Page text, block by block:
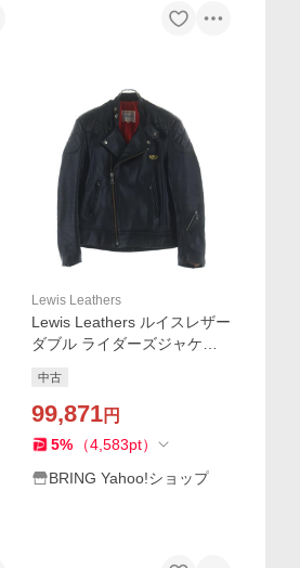
Lewis Leathers
Lewis Leathers ルイスレザー
ダブル ライダーズジャケッ
中古
99,871円
5% （4,583pt）
BRING Yahoo!ショップ